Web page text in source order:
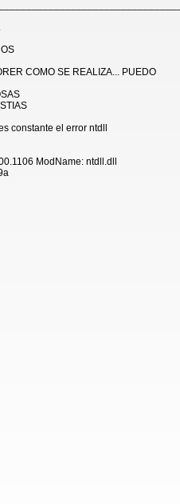
COMO SE REALIZA... PUEDO
constante el error ntdll
ModName: ntdll.dll